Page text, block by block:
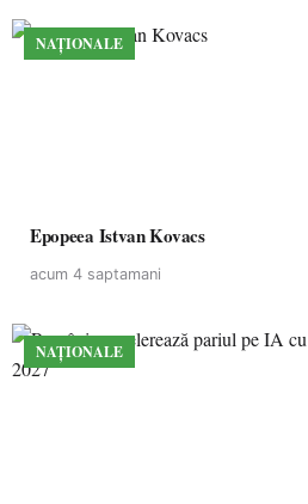
NAȚIONALE
Epopeea Istvan Kovacs
acum 4 saptamani
NAȚIONALE